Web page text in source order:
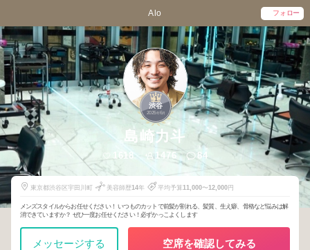
Alo フォロー
1
渋谷
2025年6月
島崎力斗
1618 1476 84
東京都渋谷区宇田川町 美容師歴14年 平均予算11,000〜12,000円
メンズスタイルからお任せください！ いつものカットで前髪が割れる、髪質、生え癖、骨格など悩みは解
消できていますか？ ぜひ一度お任せください！必ずかっこよくします
メッセージする 空席を確認してみる